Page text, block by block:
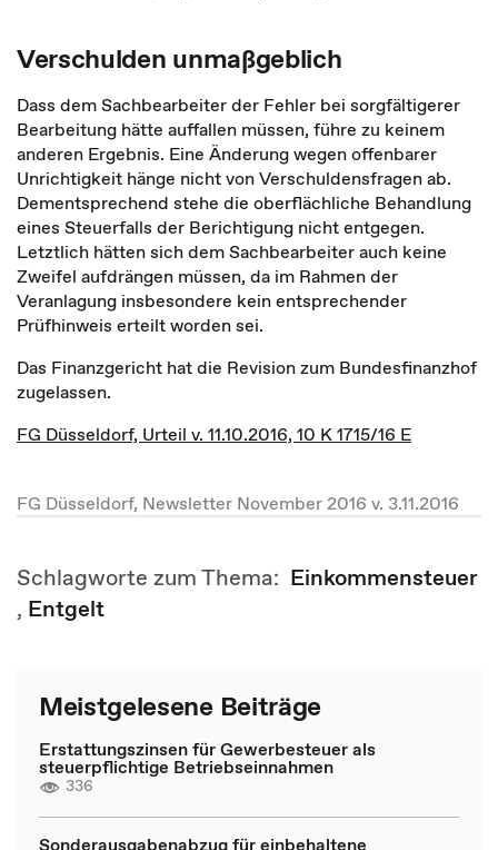
Verschulden unmaßgeblich
Dass dem Sachbearbeiter der Fehler bei sorgfältigerer
Bearbeitung hätte auffallen müssen, führe zu keinem
anderen Ergebnis. Eine Änderung wegen offenbarer
Unrichtigkeit hänge nicht von Verschuldensfragen ab.
Dementsprechend stehe die oberflächliche Behandlung
eines Steuerfalls der Berichtigung nicht entgegen.
Letztlich hätten sich dem Sachbearbeiter auch keine
Zweifel aufdrängen müssen, da im Rahmen der
Veranlagung insbesondere kein entsprechender
Prüfhinweis erteilt worden sei.
Das Finanzgericht hat die Revision zum Bundesfinanzhof
zugelassen.
FG Düsseldorf, Urteil v. 11.10.2016, 10 K 1715/16 E
FG Düsseldorf, Newsletter November 2016 v. 3.11.2016
Schlagworte zum Thema: Einkommensteuer
, Entgelt
Meistgelesene Beiträge
Erstattungszinsen für Gewerbesteuer als
steuerpflichtige Betriebseinnahmen
336
Sonderausgabenabzug für einbehaltene